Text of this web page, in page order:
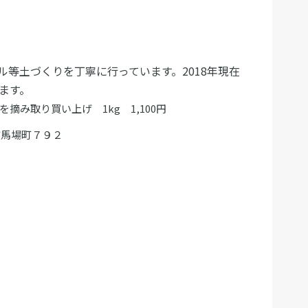
土づくりを丁寧に行っています。2018年現在
。
摘み取り買い上げ 1kg 1,100円
場町７９２